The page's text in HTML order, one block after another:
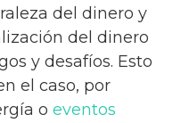
del dinero y
del dinero
y desafíos. Esto
el caso, por
o eventos